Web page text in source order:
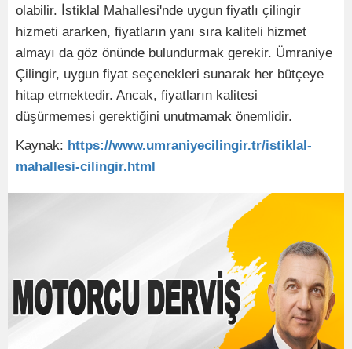
olabilir. İstiklal Mahallesi'nde uygun fiyatlı çilingir
hizmeti ararken, fiyatların yanı sıra kaliteli hizmet
almayı da göz önünde bulundurmak gerekir. Ümraniye
Çilingir, uygun fiyat seçenekleri sunarak her bütçeye
hitap etmektedir. Ancak, fiyatların kalitesi
düşürmemesi gerektiğini unutmamak önemlidir.
Kaynak: https://www.umraniyecilingir.tr/istiklal-
mahallesi-cilingir.html